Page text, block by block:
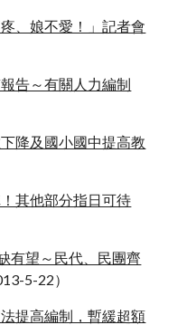
、娘不愛！」記者會
告～有關人力編制
降及國小國中提高教
其他部分指日可待
有望～民代、民團齊
-5-22）
提高編制，暫緩超額